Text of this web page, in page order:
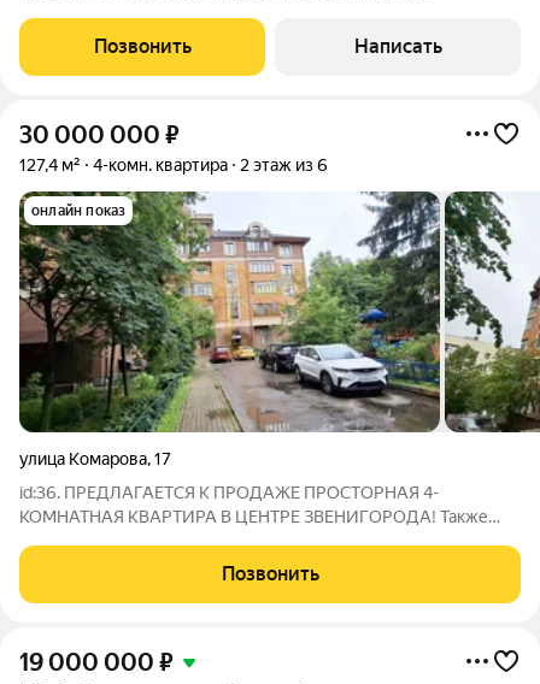
поле, дышите свежим воздухом, а до всех благ цивилизации
всего несколько минут пешком.
Позвонить Написать
30 000 000 ₽
127,4 м² 4-комн. квартира 2 этаж из 6
онлайн показ
улица Комарова,17
id:36. ПРЕДЛАГАЕТСЯ К ПРОДАЖЕ ПРОСТОРНАЯ 4-
КОМНАТНАЯ КВАРТИРА В ЦЕНТРЕ ЗВЕНИГОРОДА! Также
или Юго-Западе Москвы. Это квартира для тех, кто ценит
пространство, качество строительства и комфорт
Позвонить
19 000 000 ₽